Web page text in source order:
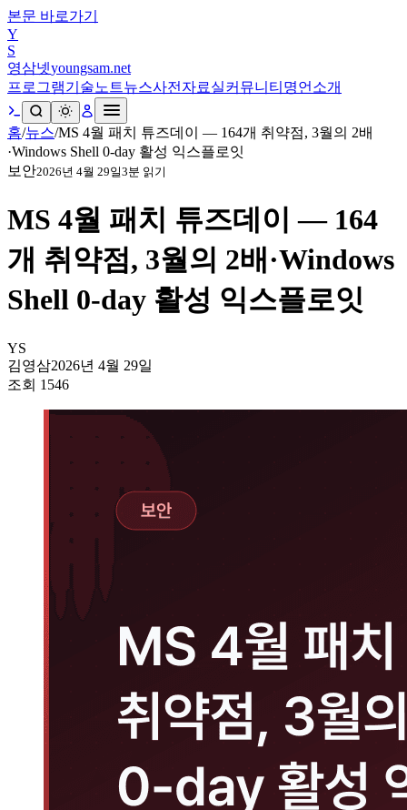
본문 바로가기
Y
S
영삼넷youngsam.net
프로그램기술노트뉴스사전 자료실커뮤니티 명언 소개
홈/뉴스/MS 4월 패치 튜즈데이 — 164개 취약점, 3월의 2배
·Windows Shell 0-day 활성 익스플로잇
보안2026년 4월 29일3분 읽기
MS 4월 패치 튜즈데이 — 164
개 취약점, 3월의 2배·Windows
Shell 0-day 활성 익스플로잇
YS
김영삼2026년 4월 29일
조회 1546